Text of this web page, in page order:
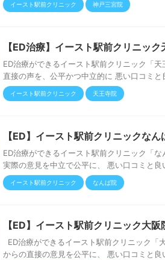
イースト駅前クリニック 神戸三宮院
【ED治療】イースト駅前クリニッ
ED治療ができるイースト駅前クリニック「
直接の声を、公平かつ中立的に 悪い口コミ
イースト駅前クリニック 天王寺院
【ED】イースト駅前クリニックな
ED治療ができるイースト駅前クリニック「
実際の意見を中立で公平に、 悪い口コミと
イースト駅前クリニック なんば院
【ED】イースト駅前クリニック大
ED治療ができるイースト駅前クリニック「
からの直接の意見を公平に、 悪い口コミと